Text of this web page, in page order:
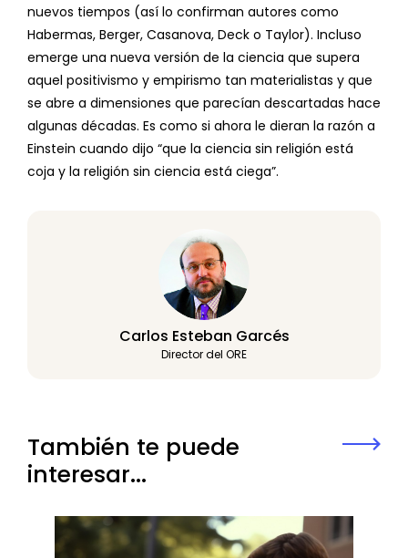
nuevos tiempos (así lo confirman autores como
Habermas, Berger, Casanova, Deck o Taylor). Incluso
emerge una nueva versión de la ciencia que supera
aquel positivismo y empirismo tan materialistas y que
se abre a dimensiones que parecían descartadas hace
algunas décadas. Es como si ahora le dieran la razón a
Einstein cuando dijo “que la ciencia sin religión está
coja y la religión sin ciencia está ciega”.
Carlos Esteban Garcés
Director del ORE
También te puede
interesar...